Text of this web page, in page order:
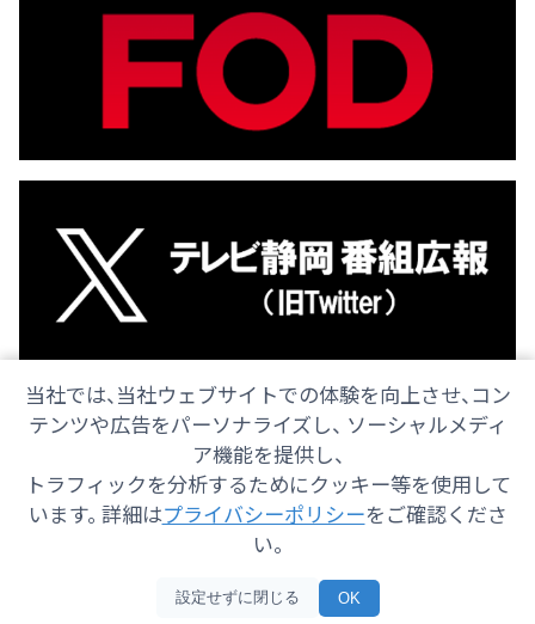
当社では、当社ウェブサイトでの体験を向上させ、コン
テンツや広告をパーソナライズし、 ソーシャルメディ
ア機能を提供し、
トラフィックを分析するためにクッキー等を使用して
います。 詳細はプライバシーポリシーをご確認くださ
い。
設定せずに閉じる OK
会社情報 採用情報 ご意見・ご感想
防災情報
番組情報
Copyright© 2025 SHIZUOKA TELECASTING Co.,Ltd.
All Rights Reserved.